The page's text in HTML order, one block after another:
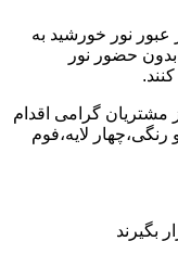
عبور نور خورشید به
حضور نور
گرامی اقدام
رنگی،چهار لایه،فوم
بگیرند